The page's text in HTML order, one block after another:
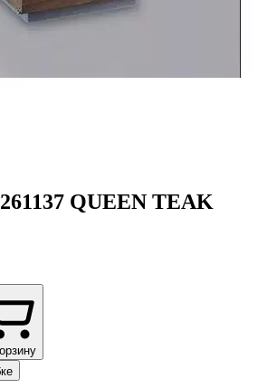
QUEEN TEAK